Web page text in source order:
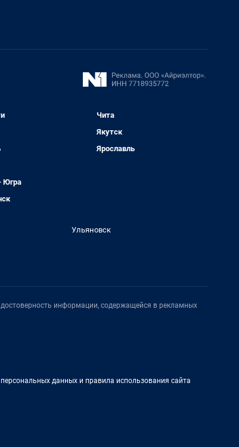
Чита
Якутск
Ярославль
Ульяновск
достоверность информации, содержащейся в рекламных
данных и правила использования сайта